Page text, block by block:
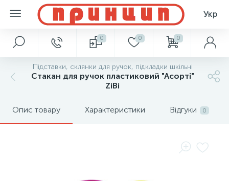
Укр
0 0 0
Підставки, склянки для ручок, підкладки шкільні
Стакан для ручок пластиковий "Асорті"
ZіBі
Опис товару Характеристики Відгуки 0